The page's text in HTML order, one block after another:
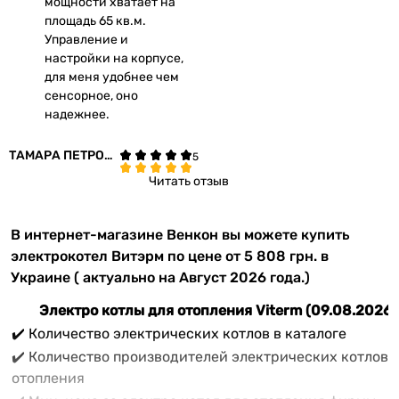
В интернет-магазине Венкон вы можете купить
электрокотел Витэрм по цене от 5 808 грн. в
Украине ( актуально на Август 2026 года.)
Электро котлы для отопления Viterm (09.08.2026)
✔️ Количество электрических котлов в каталоге
✔️ Количество производителей электрических котлов
отопления
площадь 65 кв.м.
Управление и
настройки на корпусе,
для меня удобнее чем
сенсорное, оно
надежнее.
ТАМАРА ПЕТРОЩ
Читать отзыв